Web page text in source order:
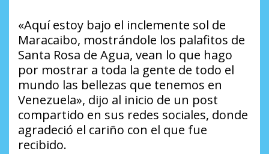
«Aquí estoy bajo el inclemente sol de
Maracaibo, mostrándole los palafitos de
Santa Rosa de Agua, vean lo que hago
por mostrar a toda la gente de todo el
mundo las bellezas que tenemos en
Venezuela», dijo al inicio de un post
compartido en sus redes sociales, donde
agradeció el cariño con el que fue
recibido.